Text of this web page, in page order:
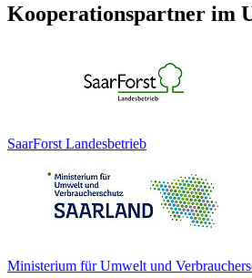
Kooperationspartner im
SaarForst Landesbetrieb
Ministerium für Umwelt und